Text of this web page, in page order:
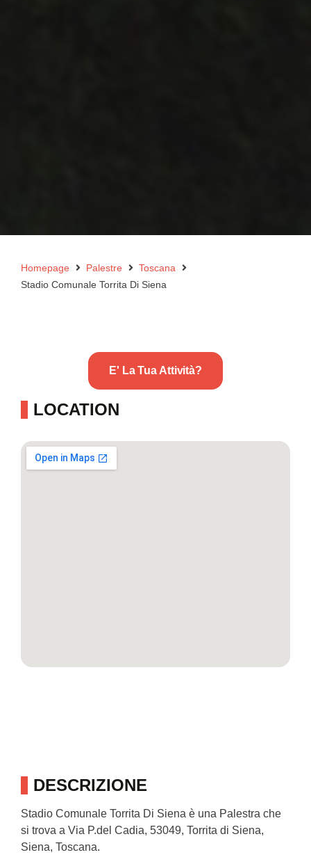
Homepage Palestre
Toscana
Stadio Comunale Torrita Di Siena
DESCRIZIONE
Stadio Comunale Torrita Di Siena è una Palestra che
si trova a Via P.del Cadia, 53049, Torrita di Siena,
Siena, Toscana.
E' La Tua Attività?
LOCATION